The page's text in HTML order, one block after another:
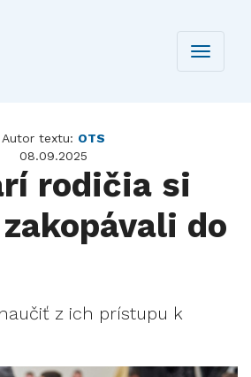
Toggle
Autor textu: OTS
08.09.2025
rodičia si
do
z ich prístupu k